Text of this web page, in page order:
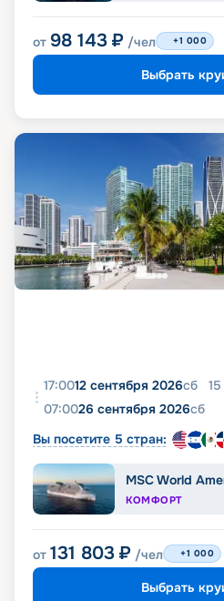
от 98 143 ₽ /чел +1 000
Выбрать
17:0012 сентября 2026сб 15
07:0026 сентября 2026сб
Вы посетите 5 стран:
MSC World
КОМФОРТ
от 131 803 ₽ /чел +1 000
Выбрать